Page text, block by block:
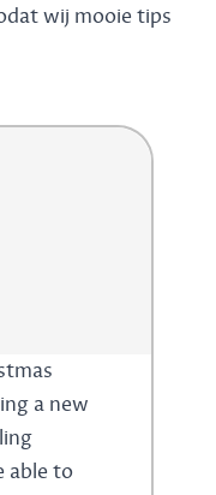
wij mooie tips
a new
able to